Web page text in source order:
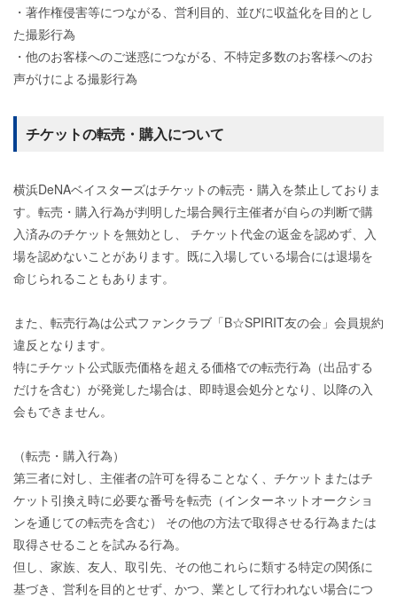
・著作権侵害等につながる、営利目的、並びに収益化を目的とし
た撮影行為
・他のお客様へのご迷惑につながる、不特定多数のお客様へのお
声がけによる撮影行為
チケットの転売・購入について
横浜DeNAベイスターズはチケットの転売・購入を禁止しておりま
す。転売・購入行為が判明した場合興行主催者が自らの判断で購
入済みのチケットを無効とし、 チケット代金の返金を認めず、入
場を認めないことがあります。既に入場している場合には退場を
命じられることもあります。
また、転売行為は公式ファンクラブ「B☆SPIRIT友の会」会員規約
違反となります。
特にチケット公式販売価格を超える価格での転売行為（出品する
だけを含む）が発覚した場合は、即時退会処分となり、以降の入
会もできません。
（転売・購入行為）
第三者に対し、主催者の許可を得ることなく、チケットまたはチ
ケット引換え時に必要な番号を転売（インターネットオークショ
ンを通じての転売を含む） その他の方法で取得させる行為または
取得させることを試みる行為。
但し、家族、友人、取引先、その他これらに類する特定の関係に
基づき、営利を目的とせず、かつ、業として行われない場合につ